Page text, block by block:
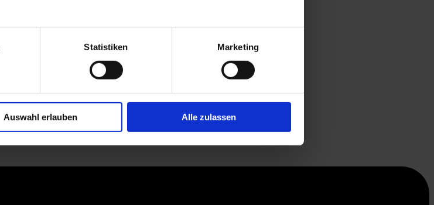
Statistiken Marketing
Auswahl erlauben Alle zulassen